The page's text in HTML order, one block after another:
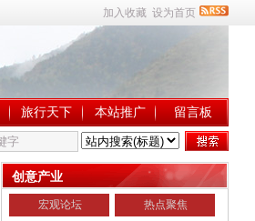
加入收藏 设为首页
旅行天下 本站推广 留言板
创意产业
宏观论坛 热点聚焦